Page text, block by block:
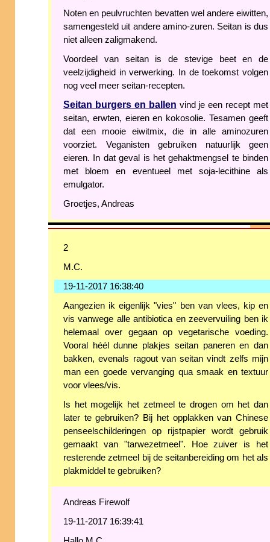
Noten en peulvruchten bevatten wel andere eiwitten,
samengesteld uit andere amino-zuren. Seitan is dus
niet alleen zaligmakend.
Voordeel van seitan is de stevige beet en de
veelzijdigheid in verwerking. In de toekomst volgen
nog veel meer seitan-recepten.
Seitan burgers en ballen vind je een recept met
seitan, erwten, eieren en kokosolie. Tesamen geeft
dat een mooie eiwitmix, die in alle aminozuren
voorziet. Veganisten gebruiken natuurlijk geen
eieren. In dat geval is het gehaktmengsel te binden
met bloem en eventueel met soja-lecithine als
emulgator.
Groetjes, Andreas
2
M.C.
19-11-2017 16:38:40
Aangezien ik eigenlijk "vies" ben van vlees, kip en
vis vanwege alle antibiotica en zeevervuiling ben ik
helemaal over gegaan op vegetarische voeding.
Vooral héél dunne plakjes seitan paneren en dan
bakken, evenals ragout van seitan vindt zelfs mijn
man een goede vervanging qua smaak en textuur
voor vlees/vis.
Is het mogelijk het zetmeel te drogen om het dan
later te gebruiken? Bij het opplakken van Chinese
penseelschilderingen op rijstpapier wordt gebruik
gemaakt van "tarwezetmeel". Hoe zuiver is het
resterende zetmeel bij de seitanbereiding om het als
plakmiddel te gebruiken?
Andreas Firewolf
19-11-2017 16:39:41